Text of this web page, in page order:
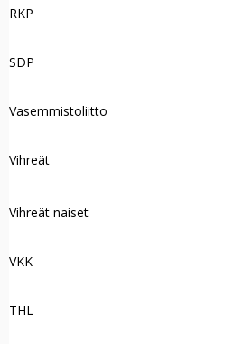
RKP
SDP
Vasemmistoliitto
Vihreät
Vihreät naiset
VKK
THL